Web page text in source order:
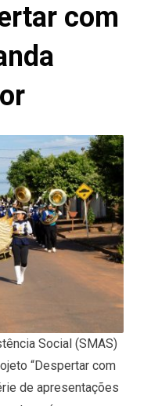
com
Social (SMAS)
“Despertar com
de apresentações